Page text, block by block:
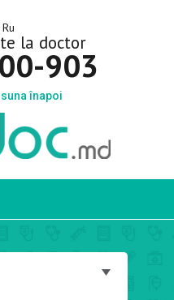
Ru
la doctor
903
înapoi